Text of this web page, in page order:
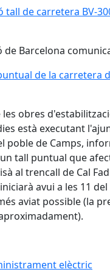
tall de carretera BV-
de Barcelona
de la carretera
les obres
està executant
poble de Camps,
tall puntual que
al trencall de Cal
avui a les 11
aviat possible (la
elèctric